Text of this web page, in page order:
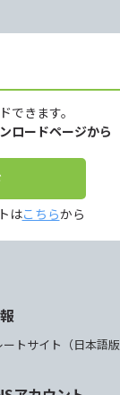
できます。
ロードページから
はこちらから
ートサイト（日本語版